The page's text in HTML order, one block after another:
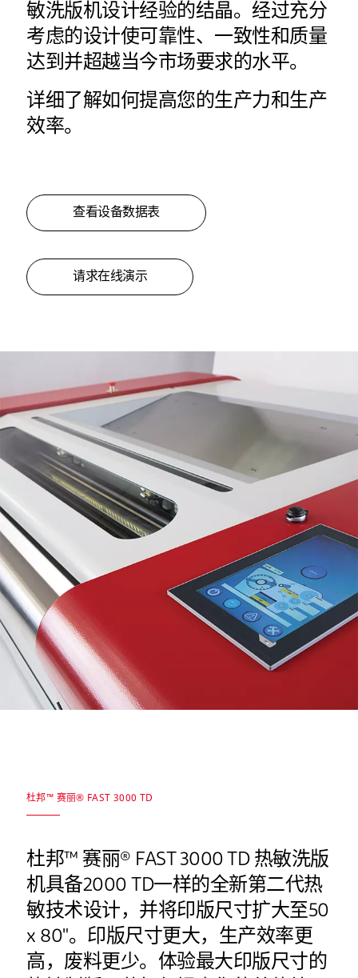
敏洗版机设计经验的结晶。经过充分
考虑的设计使可靠性、一致性和质量
达到并超越当今市场要求的水平。
详细了解如何提高您的生产力和生产
效率。
查看设备数据表
请求在线演示
杜邦™ 赛丽® FAST 3000 TD
杜邦™ 赛丽® FAST 3000 TD 热敏洗版
机具备2000 TD一样的全新第二代热
敏技术设计，并将印版尺寸扩大至50
x 80"。印版尺寸更大，生产效率更
高，废料更少。体验最大印版尺寸的